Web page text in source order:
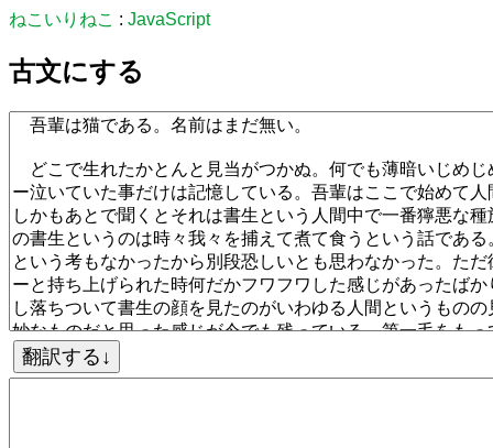
ねこいりねこ : JavaScript
古文にする